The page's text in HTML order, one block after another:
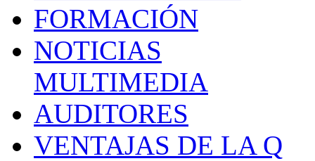
FORMACIÓN
NOTICIAS
MULTIMEDIA
AUDITORES
VENTAJAS DE LA Q